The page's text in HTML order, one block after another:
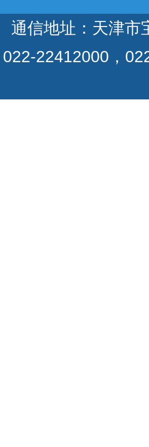
通信地址：天津市
022-22412000，